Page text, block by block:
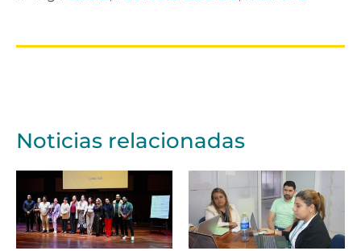
Noticias relacionadas